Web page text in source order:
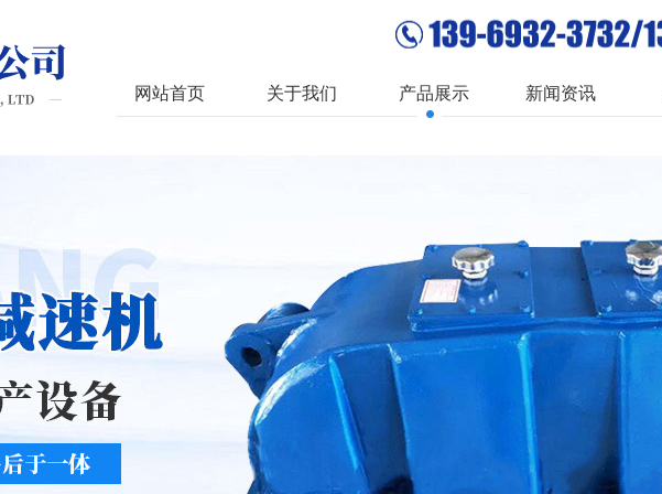
网站首页 关于我们 产品展示 新闻资讯